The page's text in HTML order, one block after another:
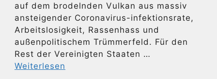
auf dem brodelnden Vulkan aus massiv
ansteigender Coronavirus-infektionsrate,
Arbeitslosigkeit, Rassenhass und
außenpolitischem Trümmerfeld. Für den
Rest der Vereinigten Staaten …
Weiterlesen